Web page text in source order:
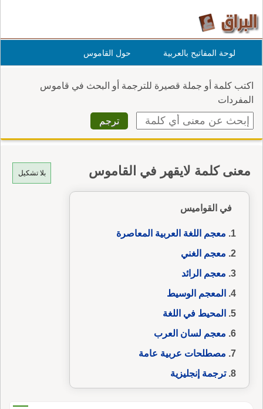
لوحة المفاتيح بالعربية حول القاموس
اكتب كلمة أو جملة قصيرة للترجمة أو البحث في قاموس
المفردات
بلا تشكيل معنى كلمة لايقهر في القاموس
في القواميس
معجم اللغة العربية المعاصرة
معجم الغني
معجم الرائد
المعجم الوسيط
المحيط في اللغة
معجم لسان العرب
مصطلحات عربية عامة
ترجمة إنجليزية